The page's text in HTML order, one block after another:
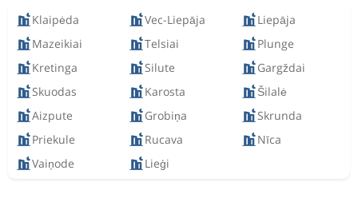
Klaipėda Vec-Liepāja
Liepāja
Mazeikiai
Telsiai
Plunge
Kretinga
Silute
Gargždai
Skuodas
Karosta
Šilalė
Aizpute
Grobiņa
Skrunda
Priekule
Rucava
Nīca
Vaiņode
Lieģi